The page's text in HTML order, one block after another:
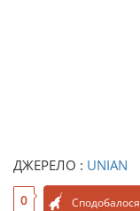
ДЖЕРЕЛО : UNIAN
0 Сподобалося